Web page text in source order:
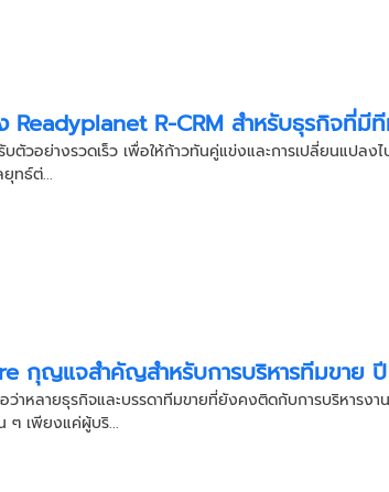
Readyplanet R-CRM สำหรับธุรกิจที่มี
วอย่างรวดเร็ว เพื่อให้ก้าวทันคู่แข่งและการเปลี่ยนแปลง
ทธ์ต่...
กุญแจสำคัญสำหรับการบริหารทีมขาย
อว่าหลายธุรกิจและบรรดาทีมขายที่ยังคงติดกับการบริหาร
ๆ เพียงแค่ผู้บริ...